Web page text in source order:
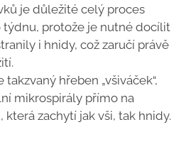
je důležité celý proces
týdnu, protože je nutné docílit
i hnidy, což zaručí právě
hřeben „všiváček“,
mikrospirály přímo na
která zachytí jak vši, tak hnidy.